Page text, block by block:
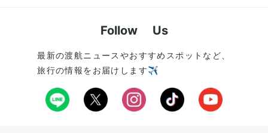
Follow Us
最新の渡航ニュースやおすすめスポットなど、
旅行の情報をお届けします✈️